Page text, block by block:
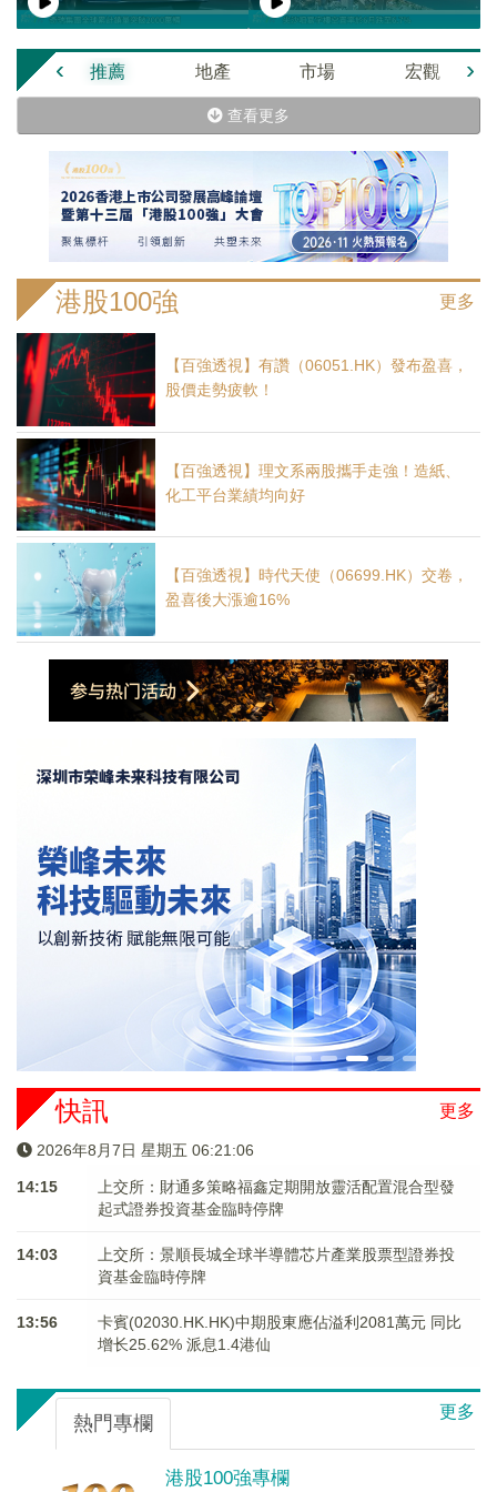
推薦 地產 市場 宏觀
‹ ›
查看更多
更多
港股100強
【百強透視】有讚（06051.HK）發布盈喜，
股價走勢疲軟！
【百強透視】理文系兩股攜手走強！造紙、
化工平台業績均向好
【百強透視】時代天使（06699.HK）交卷，
盈喜後大漲逾16%
更多
快訊
2026年8月7日 星期五 06:21:07
14:15
上交所：財通多策略福鑫定期開放靈活配置混合型發
起式證券投資基金臨時停牌
14:03
上交所：景順長城全球半導體芯片產業股票型證券投
資基金臨時停牌
13:56
卡賓(02030.HK.HK)中期股東應佔溢利2081萬元 同比
增长25.62% 派息1.4港仙
更多
熱門專欄
港股100強專欄